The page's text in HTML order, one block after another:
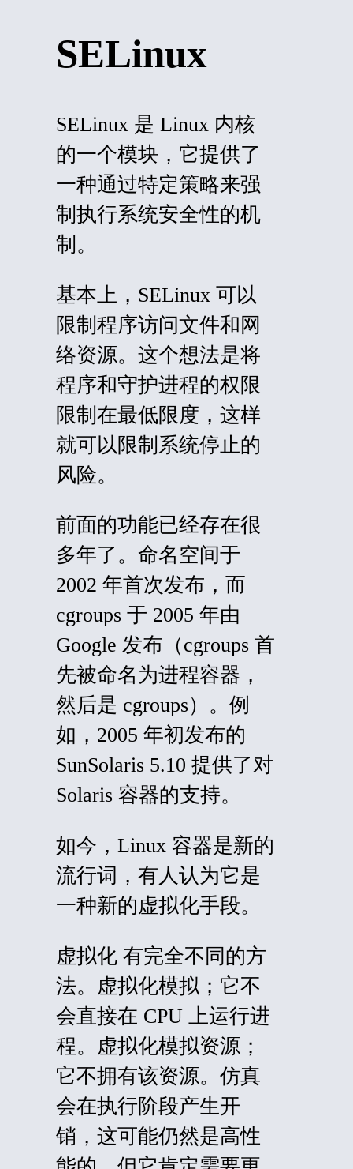
SELinux
SELinux 是 Linux 内核
的一个模块，它提供了
一种通过特定策略来强
制执行系统安全性的机
制。
基本上，SELinux 可以
限制程序访问文件和网
络资源。这个想法是将
程序和守护进程的权限
限制在最低限度，这样
就可以限制系统停止的
风险。
前面的功能已经存在很
多年了。命名空间于
2002 年首次发布，而
cgroups 于 2005 年由
Google 发布（cgroups 首
先被命名为进程容器，
然后是 cgroups）。例
如，2005 年初发布的
SunSolaris 5.10 提供了对
Solaris 容器的支持。
如今，Linux 容器是新的
流行词，有人认为它是
一种新的虚拟化手段。
虚拟化 有完全不同的方
法。虚拟化模拟；它不
会直接在 CPU 上运行进
程。虚拟化模拟资源；
它不拥有该资源。仿真
会在执行阶段产生开
销，这可能仍然是高性